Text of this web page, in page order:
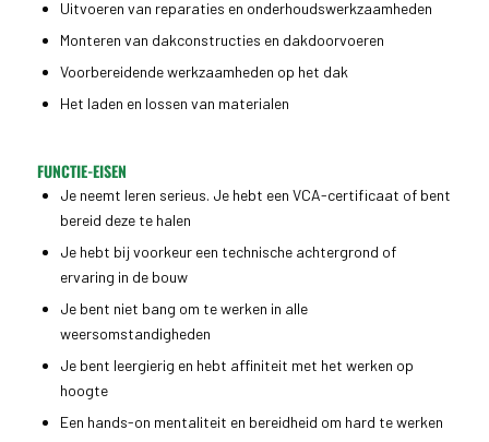
Uitvoeren van reparaties en onderhoudswerkzaamheden
Monteren van dakconstructies en dakdoorvoeren
Voorbereidende werkzaamheden op het dak
Het laden en lossen van materialen
FUNCTIE-EISEN
Je neemt leren serieus. Je hebt een VCA-certificaat of bent
bereid deze te halen
Je hebt bij voorkeur een technische achtergrond of
ervaring in de bouw
Je bent niet bang om te werken in alle
weersomstandigheden
Je bent leergierig en hebt affiniteit met het werken op
hoogte
Een hands-on mentaliteit en bereidheid om hard te werken